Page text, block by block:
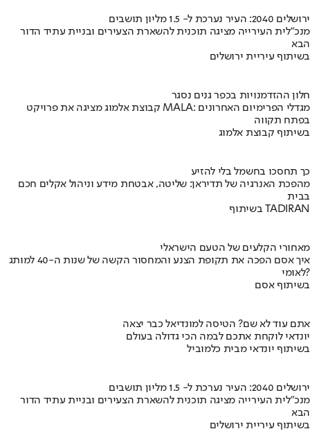
ירושלים 2040: העיר נערכת ל- 1.5 מליון תושבים
מנכ"לית העירייה מציגה תוכנית להשארת הצעירים ובניית עתיד הדור
הבא
בשיתוף עיריית ירושלים
חלון ההזדמנויות בכפר גנים נסגר
קבוצת אלמוג מציגה את פרויקט MALA: מגדלי הפרימיום האחרונים
בפתח תקווה
בשיתוף קבוצת אלמוג
כך תחסכו בחשמל בלי להזיע
מהפכת האנרגיה של תדיראן: שליטה, אבטחת מידע וניהול אקלים חכם
בבית
בשיתוף TADIRAN
מאחורי הקלעים של הטעם הישראלי
איך אסם הפכה את תקופת הצנע והמחסור הקשה של שנות ה-40 למותג
לאומי?
בשיתוף אסם
אתם עוד לא שם? הטיסה למונדיאל כבר יצאה
יונדאי לוקחת אתכם לבמה הכי גדולה בעולם
בשיתוף יונדאי מבית כלמוביל
ירושלים 2040: העיר נערכת ל- 1.5 מליון תושבים
מנכ"לית העירייה מציגה תוכנית להשארת הצעירים ובניית עתיד הדור
הבא
בשיתוף עיריית ירושלים